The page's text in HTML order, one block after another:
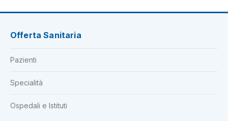
Offerta Sanitaria
Pazienti
Specialità
Ospedali e Istituti